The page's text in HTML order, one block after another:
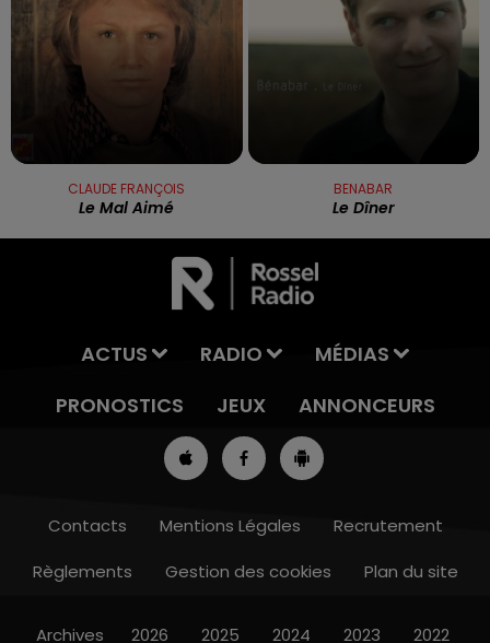
7h00 - 10h00
CLAUDE FRANÇOIS
Le Mal Aimé
BENABAR
Le Dîner
ACTUS RADIO
MÉDIAS
PRONOSTICS
JEUX ANNONCEURS
Contacts Mentions Légales
Recrutement
Règlements
Gestion des cookies Plan du site
Archives 2026 2025 2024 2023 2022